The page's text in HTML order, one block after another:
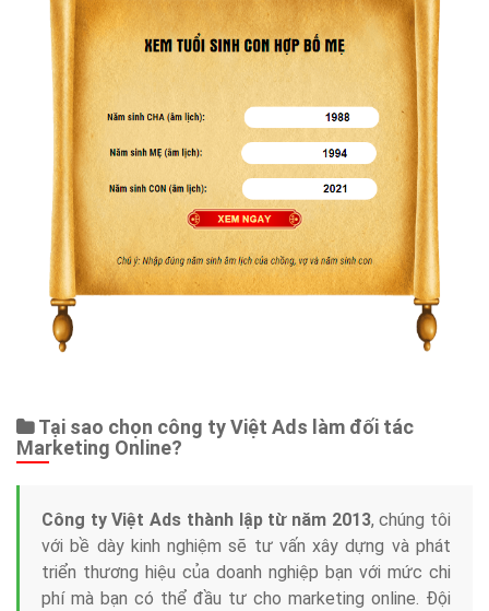
Tại sao chọn công ty Việt Ads làm đối tác
Marketing Online?
Công ty Việt Ads thành lập từ năm 2013, chúng tôi
với bề dày kinh nghiệm sẽ tư vấn xây dựng và phát
triển thương hiệu của doanh nghiệp bạn với mức chi
phí mà bạn có thể đầu tư cho marketing online. Đội